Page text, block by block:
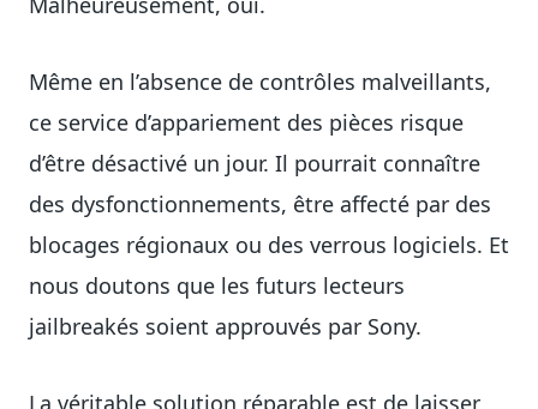
Même en l’absence de contrôles malveillants,
ce service d’appariement des pièces risque
d’être désactivé un jour. Il pourrait connaître
des dysfonctionnements, être affecté par des
blocages régionaux ou des verrous logiciels. Et
nous doutons que les futurs lecteurs
jailbreakés soient approuvés par Sony.
La véritable solution réparable est de laisser